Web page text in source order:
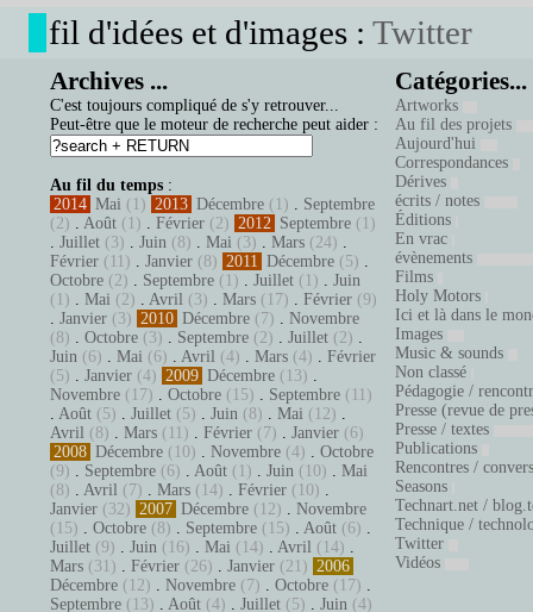
fil d'idées et d'images : Twitter
Archives ...
C'est toujours compliqué de s'y retrouver...
Peut-être que le moteur de recherche peut aider :
Au fil du temps :
2014 Mai (1) 2013 Décembre (1) . Septembre
(2) . Août (1) . Février (2) 2012 Septembre (1)
. Juillet (3) . Juin (8) . Mai (3) . Mars (24) .
Février (11) . Janvier (8) 2011 Décembre (5) .
Octobre (2) . Septembre (1) . Juillet (1) . Juin
(1) . Mai (2) . Avril (3) . Mars (17) . Février (9)
. Janvier (3) 2010 Décembre (7) . Novembre
(8) . Octobre (3) . Septembre (2) . Juillet (2) .
Juin (6) . Mai (6) . Avril (4) . Mars (4) . Février
(5) . Janvier (4) 2009 Décembre (13) .
Novembre (17) . Octobre (15) . Septembre (11)
. Août (5) . Juillet (5) . Juin (8) . Mai (12) .
Avril (8) . Mars (11) . Février (7) . Janvier (6)
2008 Décembre (10) . Novembre (4) . Octobre
(9) . Septembre (6) . Août (1) . Juin (10) . Mai
(8) . Avril (7) . Mars (14) . Février (10) .
Janvier (32) 2007 Décembre (12) . Novembre
(15) . Octobre (8) . Septembre (15) . Août (6) .
Juillet (9) . Juin (16) . Mai (14) . Avril (14) .
Mars (31) . Février (26) . Janvier (21) 2006
Décembre (12) . Novembre (7) . Octobre (17) .
Septembre (13) . Août (4) . Juillet (5) . Juin (4)
Catégories...
Artworks
Au fil des projets
Aujourd'hui
Correspondances
Dérives
écrits / notes
Éditions
En vrac
évènements
Films
Holy Motors
Ici et là dans le
Images
Music & sounds
Non classé
Pédagogie /
Presse (revue de
Presse / textes
Publications
Rencontres /
Seasons
Technart.net /
Technique /
Twitter
Vidéos